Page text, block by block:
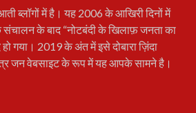
ब्लॉगों में है। यह 2006 के आखिरी दिनों में
के बाद “नोटबंदी के खिलाफ़ जनता का
गया। 2019 के अंत में इसे दोबारा ज़िंदा
जन वेबसाइट के रूप में यह आपके सामने है।